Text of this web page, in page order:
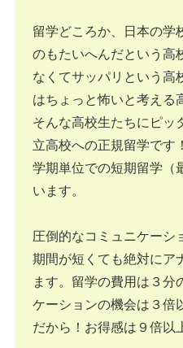
留学どころか、日本の学
のもたいへんだという高
なくてサッパリという高
はちょっと怖いと考える
そんな高校生たちにピッ
立高校への正規留学です！
学期単位での短期留学（
います。
圧倒的なコミュニケーシ
期間が短くても絶対にア
ます。留学の費用は３分
ケーションの機会は３倍
だから！お得感は９倍以